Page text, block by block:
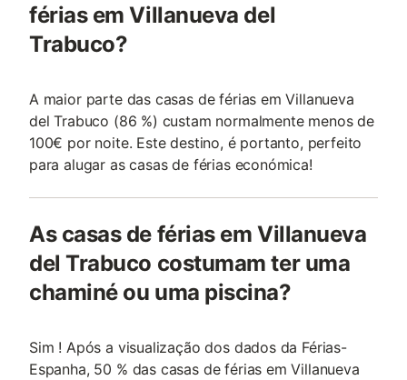
férias em Villanueva del
Trabuco?
A maior parte das casas de férias em Villanueva
del Trabuco (86 %) custam normalmente menos de
100€ por noite. Este destino, é portanto, perfeito
para alugar as casas de férias económica!
As casas de férias em Villanueva
del Trabuco costumam ter uma
chaminé ou uma piscina?
Sim ! Após a visualização dos dados da Férias-
Espanha, 50 % das casas de férias em Villanueva